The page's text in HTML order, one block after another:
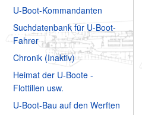
U-Boot-Kommandanten
Suchdatenbank für U-Boot-
Fahrer
Chronik (Inaktiv)
Heimat der U-Boote -
Flottillen usw.
U-Boot-Bau auf den Werften